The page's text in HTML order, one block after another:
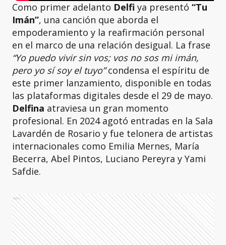
Como primer adelanto Delfi ya presentó “Tu
Imán”, una canción que aborda el
empoderamiento y la reafirmación personal
en el marco de una relación desigual. La frase
“Yo puedo vivir sin vos; vos no sos mi imán,
pero yo sí soy el tuyo”condensa el espíritu de
este primer lanzamiento, disponible en todas
las plataformas digitales desde el 29 de mayo.
Delfina atraviesa un gran momento
profesional. En 2024 agotó entradas en la Sala
Lavardén de Rosario y fue telonera de artistas
internacionales como Emilia Mernes, María
Becerra, Abel Pintos, Luciano Pereyra y Yami
Safdie.
Ads